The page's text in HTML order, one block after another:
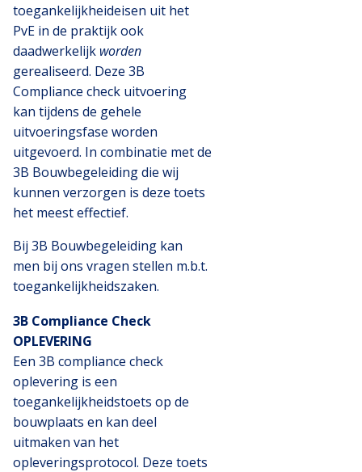
toegankelijkheideisen uit het
PvE in de praktijk ook
daadwerkelijk worden
gerealiseerd. Deze 3B
Compliance check uitvoering
kan tijdens de gehele
uitvoeringsfase worden
uitgevoerd. In combinatie met de
3B Bouwbegeleiding die wij
kunnen verzorgen is deze toets
het meest effectief.
Bij 3B Bouwbegeleiding kan
men bij ons vragen stellen m.b.t.
toegankelijkheidszaken.
3B Compliance Check
OPLEVERING
Een 3B compliance check
oplevering is een
toegankelijkheidstoets op de
bouwplaats en kan deel
uitmaken van het
opleveringsprotocol. Deze toets